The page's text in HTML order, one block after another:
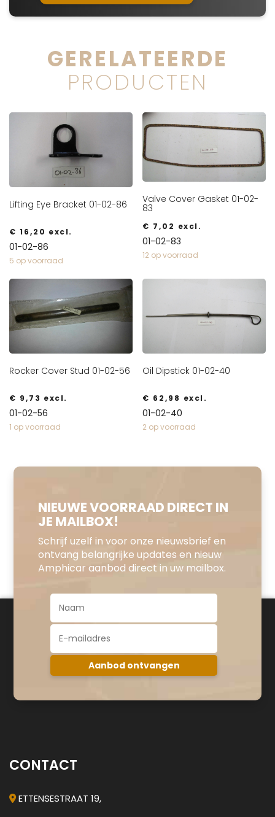
GERELATEERDE
PRODUCTEN
Lifting Eye Bracket 01-02-86
€ 16,20 excl.
01-02-86
5 op voorraad
Valve Cover Gasket 01-02-
83
€ 7,02 excl.
01-02-83
12 op voorraad
Rocker Cover Stud 01-02-56
€ 9,73 excl.
01-02-56
1 op voorraad
Oil Dipstick 01-02-40
€ 62,98 excl.
01-02-40
2 op voorraad
NIEUWE VOORRAAD DIRECT IN
JE MAILBOX!
Schrijf uzelf in voor onze nieuwsbrief en
ontvang belangrijke updates en nieuw
Amphicar aanbod direct in uw mailbox.
CONTACT
ETTENSESTRAAT 19,